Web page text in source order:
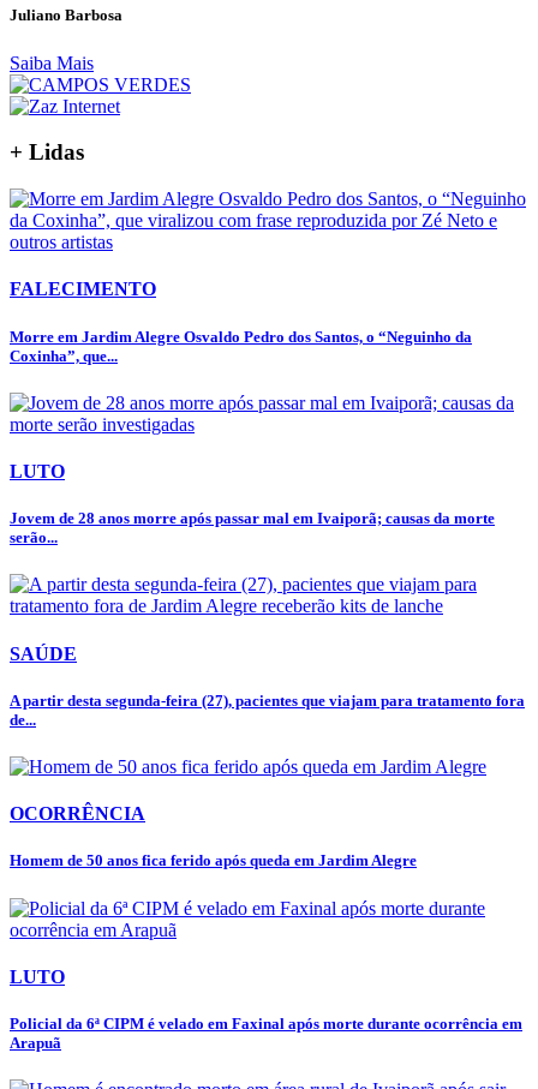
Juliano Barbosa
Saiba Mais
+ Lidas
FALECIMENTO
Morre em Jardim Alegre Osvaldo Pedro dos Santos, o “Neguinho da
Coxinha”, que...
LUTO
Jovem de 28 anos morre após passar mal em Ivaiporã; causas da morte
serão...
SAÚDE
A partir desta segunda-feira (27), pacientes que viajam para tratamento fora
de...
OCORRÊNCIA
Homem de 50 anos fica ferido após queda em Jardim Alegre
LUTO
Policial da 6ª CIPM é velado em Faxinal após morte durante ocorrência em
Arapuã